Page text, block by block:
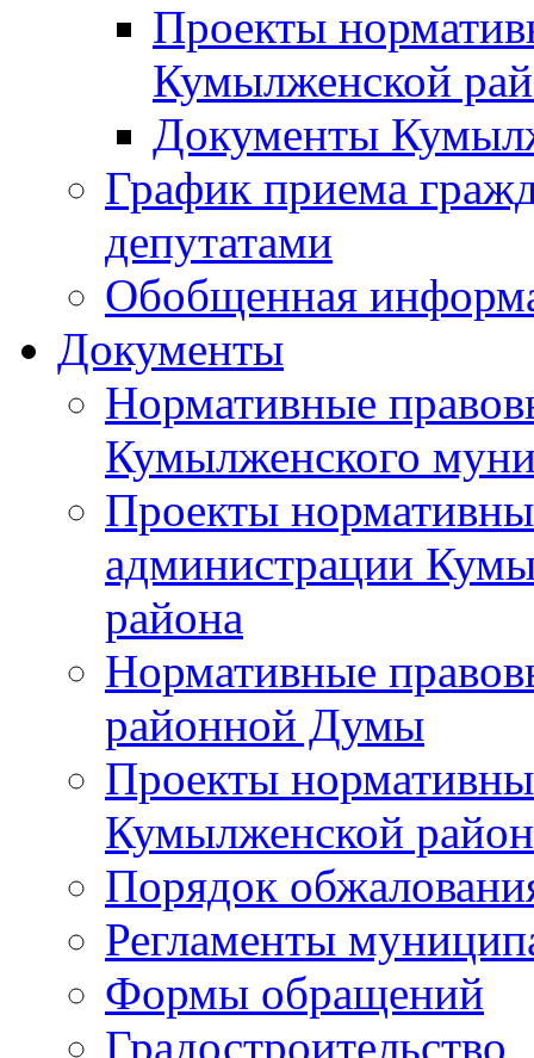
Проекты
Кумылженской
Документы
График приема
депутатами
Обобщенная
Документы
Нормативные
Кумылженского
Проекты
администрации
района
Нормативные
районной Думы
Проекты
Кумылженской
Порядок
Регламенты
Формы обращений
Градостроительство